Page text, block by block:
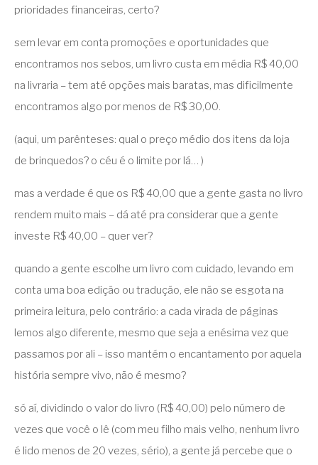
prioridades financeiras, certo?
sem levar em conta promoções e oportunidades que
encontramos nos sebos, um livro custa em média R$ 40,00
na livraria – tem até opções mais baratas, mas dificilmente
encontramos algo por menos de R$ 30,00.
(aqui, um parênteses: qual o preço médio dos itens da loja
de brinquedos? o céu é o limite por lá… )
mas a verdade é que os R$ 40,00 que a gente gasta no livro
rendem muito mais – dá até pra considerar que a gente
investe R$ 40,00 – quer ver?
quando a gente escolhe um livro com cuidado, levando em
conta uma boa edição ou tradução, ele não se esgota na
primeira leitura, pelo contrário: a cada virada de páginas
lemos algo diferente, mesmo que seja a enésima vez que
passamos por ali – isso mantém o encantamento por aquela
história sempre vivo, não é mesmo?
só aí, dividindo o valor do livro (R$ 40,00) pelo número de
vezes que você o lê (com meu filho mais velho, nenhum livro
é lido menos de 20 vezes, sério), a gente já percebe que o